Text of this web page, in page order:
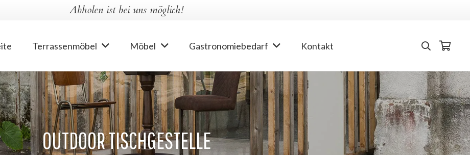
Abholen ist bei uns möglich!
Terrassenmöbel Möbel Gastronomiebedarf Kontakt
OUTDOOR TISCHGESTELLE